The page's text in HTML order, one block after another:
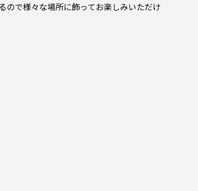
ので様々な場所に飾ってお楽しみいただけ